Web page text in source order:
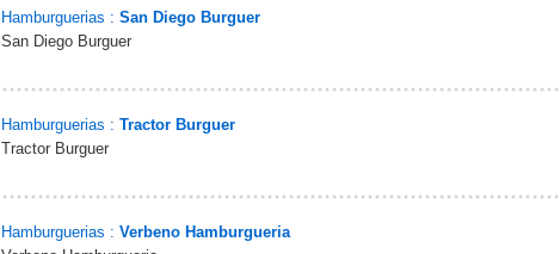
Hamburguerias : San Diego Burguer
San Diego Burguer
Hamburguerias : Tractor Burguer
Tractor Burguer
Hamburguerias : Verbeno Hamburgueria